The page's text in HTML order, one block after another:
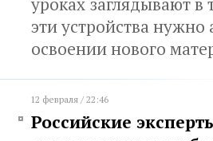
эти устройства нужно
освоении нового
12 февраля / 22:46
Российские